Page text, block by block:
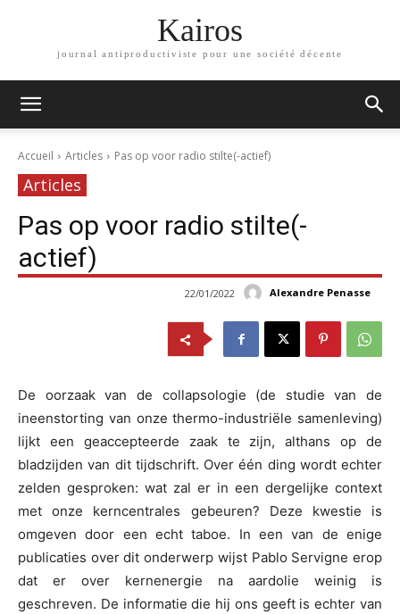
Kairos
journal antiproductiviste pour une société décente
Accueil Articles Pas op voor radio stilte(-actief)
Articles
Pas op voor radio stilte(-
actief)
Alexandre Penasse
22/01/2022
De oorzaak van de collapsologie (de studie van de
ineenstorting van onze thermo-industriële samenleving)
lijkt een geaccepteerde zaak te zijn, althans op de
bladzijden van dit tijdschrift. Over één ding wordt echter
zelden gesproken: wat zal er in een dergelijke context
met onze kerncentrales gebeuren? Deze kwestie is
omgeven door een echt taboe. In een van de enige
publicaties over dit onderwerp wijst Pablo Servigne erop
dat er over kernenergie na aardolie weinig is
geschreven. De informatie die hij ons geeft is echter van